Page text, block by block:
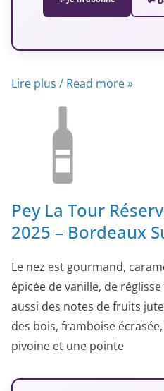
Lire plus / Read more »
Pey La Tour
2025 – Bordeaux
Le nez est gourmand,
épicée de vanille, de
aussi des notes de fruits
des bois, framboise
pivoine et une pointe